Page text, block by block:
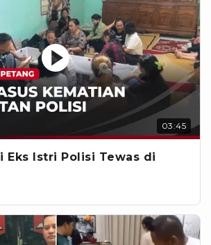
03:45
Eks Istri Polisi Tewas di